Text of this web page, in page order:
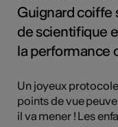
Guignard coiffe
de scientifique
la performance
Un joyeux
points de vue
il va mener ! Les